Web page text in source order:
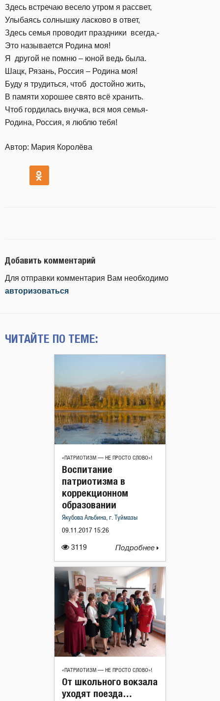
Здесь встречаю весело утром я рассвет,
Улыбаясь солнышку ласково в ответ,
Здесь семья проводит праздники всегда,-
Это называется Родина моя!
Я другой не помню – юной ведь была.
Шацк, Рязань, Россия – Родина моя!
Буду я трудиться, чтоб достойно жить,
В памяти хорошее свято всё хранить.
Чтоб гордилась внучка, вся моя семья-
Родина, Россия, я люблю тебя!
Автор: Мария Королёва
Добавить комментарий
Для отправки комментария Вам необходимо
авторизоваться
ЧИТАЙТЕ ПО ТЕМЕ:
«ПАТРИОТИЗМ — НЕ ПРОСТО СЛОВО»!
3119
Воспитание
патриотизма в
коррекционном
образовании
Якубова Альбина, г. Туймазы
09.11.2017 15:26
Подробнее
«ПАТРИОТИЗМ — НЕ ПРОСТО СЛОВО»!
От школьного вокзала
уходят поезда…